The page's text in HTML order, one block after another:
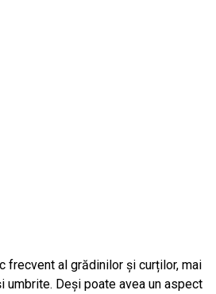
frecvent al grădinilor și curților, mai
umbrite. Deși poate avea un aspect